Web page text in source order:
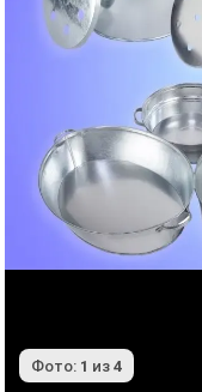
Фото: 1 из 4